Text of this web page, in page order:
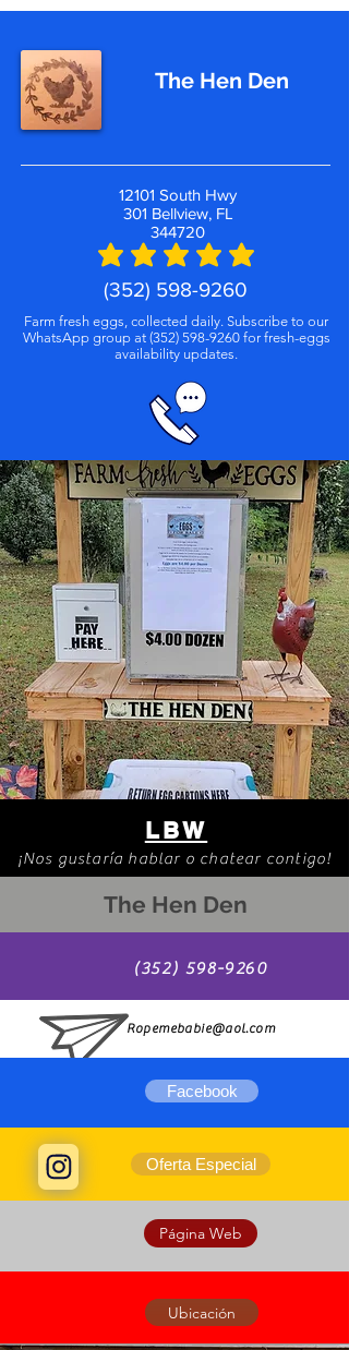
The Hen Den
12101 South Hwy
301 Bellview, FL
344720
(352) 598-9260
Farm fresh eggs, collected daily. Subscribe to our
WhatsApp group at (352) 598-9260for fresh-eggs
availability updates.
LBW
¡Nos gustaría hablar o chatear contigo!
The Hen Den
(352) 598-9260
Ropemebabie@aol.com
Facebook
Oferta Especial
Página Web
Ubicación